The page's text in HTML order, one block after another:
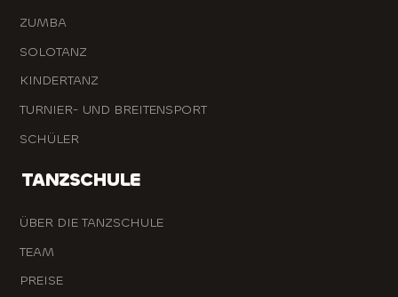
ZUMBA
SOLOTANZ
KINDERTANZ
TURNIER- UND BREITENSPORT
SCHÜLER
TANZSCHULE
ÜBER DIE TANZSCHULE
TEAM
PREISE